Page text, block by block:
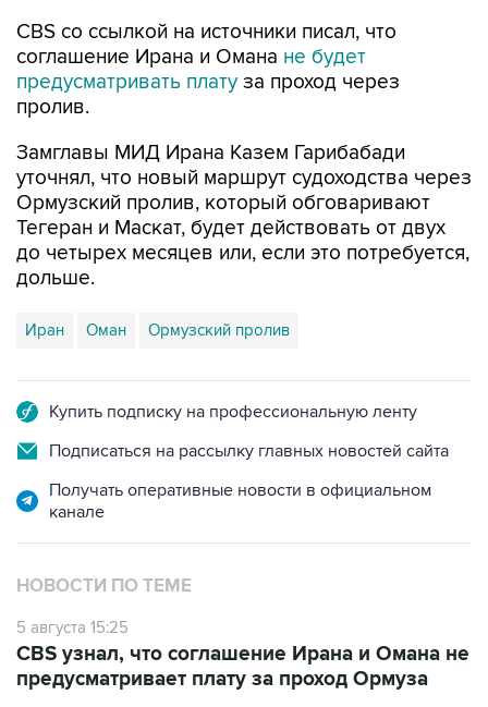
CBS со ссылкой на источники писал, что
соглашение Ирана и Омана не будет
предусматривать плату за проход через
пролив.
Замглавы МИД Ирана Казем Гарибабади
уточнял, что новый маршрут судоходства через
Ормузский пролив, который обговаривают
Тегеран и Маскат, будет действовать от двух
до четырех месяцев или, если это потребуется,
дольше.
Иран Оман Ормузский пролив
Купить подписку на профессиональную ленту
Подписаться на рассылку главных новостей сайта
Получать оперативные новости в официальном
канале
НОВОСТИ ПО ТЕМЕ
5 августа 15:25
CBS узнал, что соглашение Ирана и Омана не
предусматривает плату за проход Ормуза